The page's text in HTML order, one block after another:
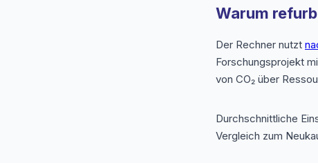
Warum
Der Rechner nutzt
Forschungsprojekt
von CO₂ über
Durchschnittliche
Vergleich zum